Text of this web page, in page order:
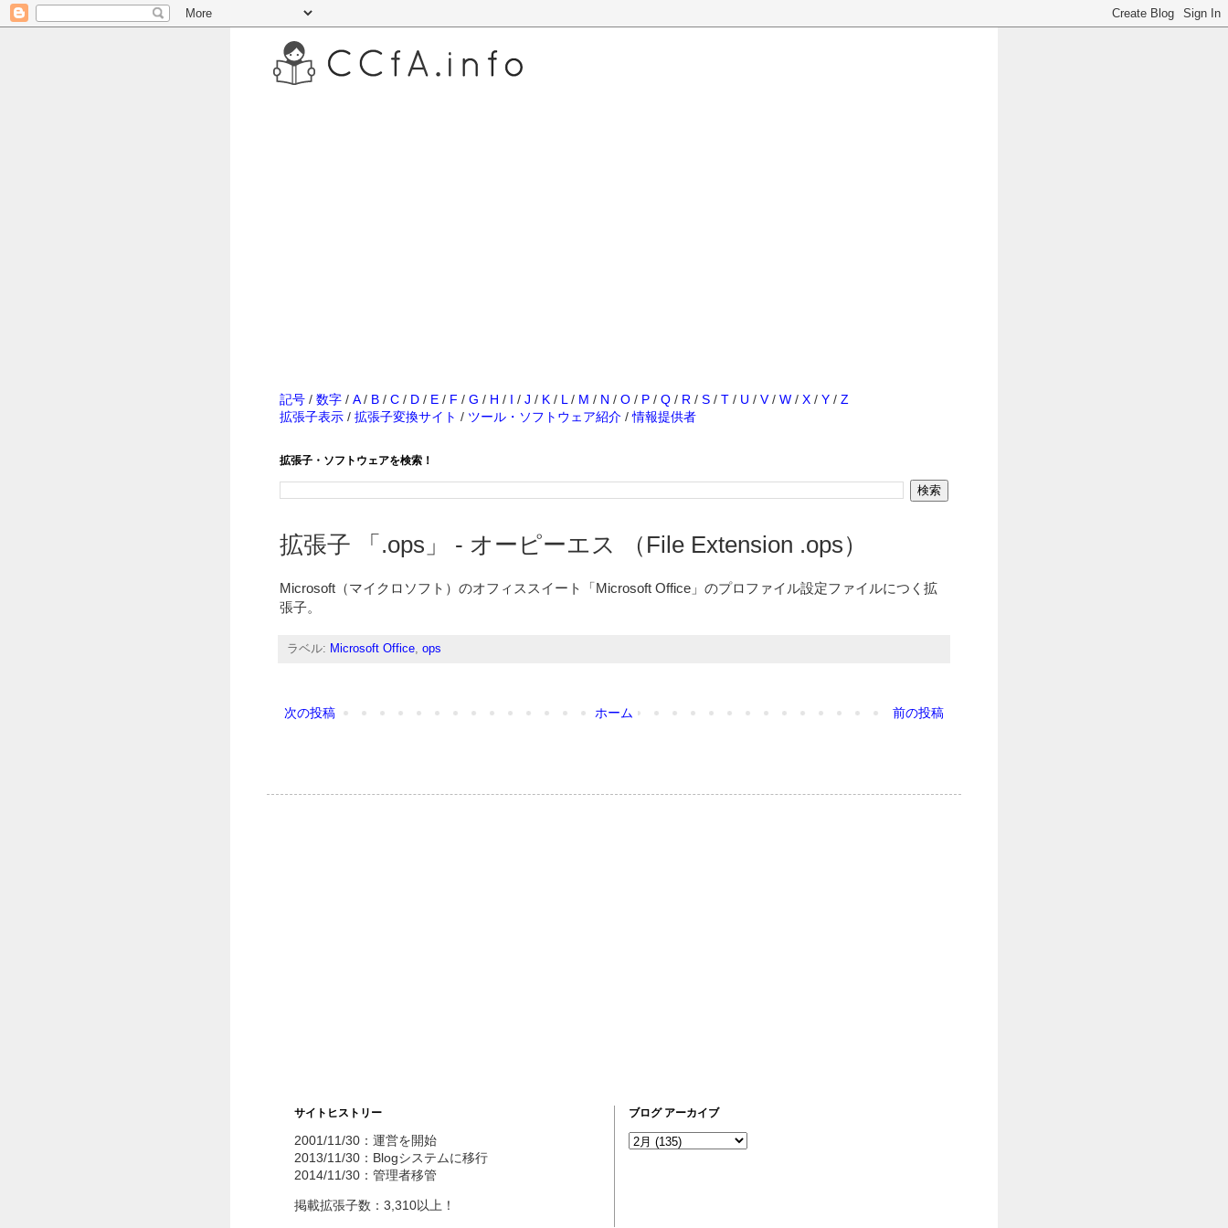
記号 / 数字 / A/ B / C / D / E / F / G / H / I / J / K / L / M / N / O / P / Q / R / S / T / U / V/ W / X / Y / Z
拡張子表示 / 拡張子変換サイト / ツール・ソフトウェア紹介 /情報提供者
拡張子・ソフトウェアを検索！
拡張子 「.ops」 - オーピーエス （File Extension .ops）
Microsoft（マイクロソフト）のオフィススイート「Microsoft Office」のプロファイル設定ファイルにつく拡
張子。
ラベル: Microsoft Office, ops
次の投稿 前の投稿
ホーム
サイトヒストリー
2001/11/30：運営を開始
2013/11/30：Blogシステムに移行
2014/11/30：管理者移管
掲載拡張子数：3,310以上！
ブログ アーカイブ